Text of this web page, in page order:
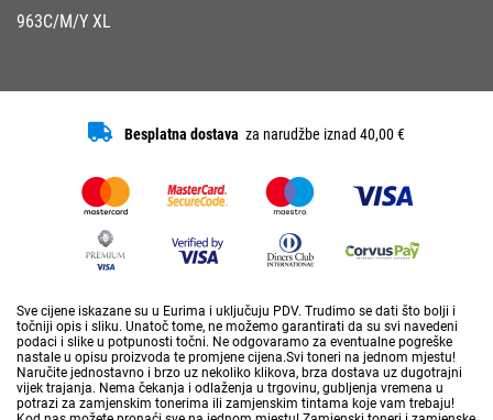
963C/M/Y XL
Besplatna dostava za narudžbe iznad 40,00 €
Sve cijene iskazane su u Eurima i uključuju PDV. Trudimo se dati što bolji i
točniji opis i sliku. Unatoč tome, ne možemo garantirati da su svi navedeni
podaci i slike u potpunosti točni. Ne odgovaramo za eventualne pogreške
nastale u opisu proizvoda te promjene cijena.Svi toneri na jednom mjestu!
Naručite jednostavno i brzo uz nekoliko klikova, brza dostava uz dugotrajni
vijek trajanja. Nema čekanja i odlaženja u trgovinu, gubljenja vremena u
potrazi za zamjenskim tonerima ili zamjenskim tintama koje vam trebaju!